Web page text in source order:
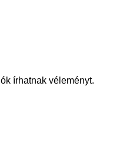
írhatnak véleményt.